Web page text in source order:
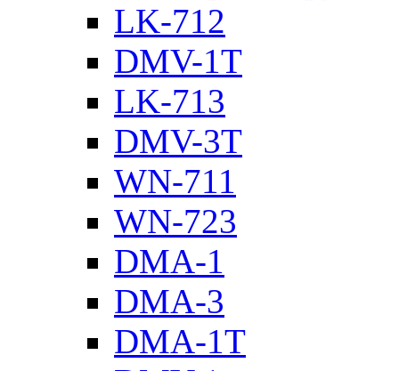
LK-712
DMV-1T
LK-713
DMV-3T
WN-711
WN-723
DMA-1
DMA-3
DMA-1T